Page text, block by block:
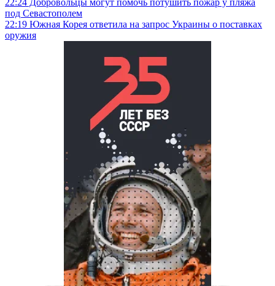
под Севастополем
22:19 Южная Корея ответила на запрос Украины о поставках
оружия